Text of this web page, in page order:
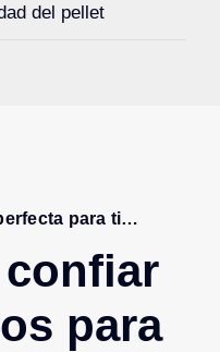
del pellet
para ti…
para